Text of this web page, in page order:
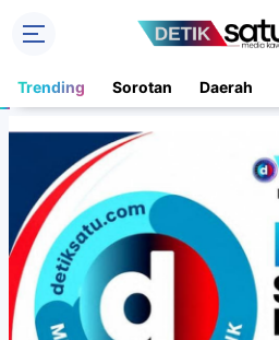
Trending Sorotan Daerah